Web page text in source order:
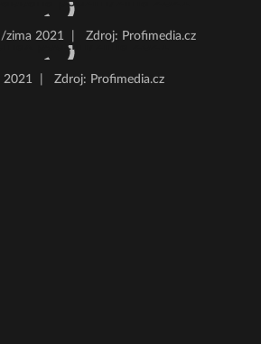
zima 2021 Zdroj: Profimedia.cz
2021 Zdroj: Profimedia.cz